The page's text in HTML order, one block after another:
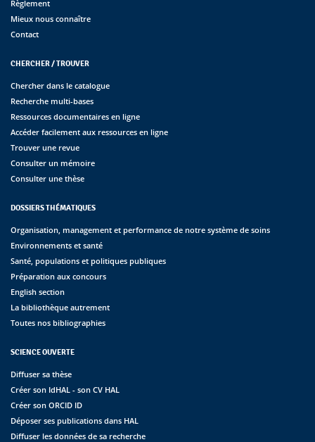
Règlement
Mieux nous connaître
Contact
CHERCHER / TROUVER
Chercher dans le catalogue
Recherche multi-bases
Ressources documentaires en ligne
Accéder facilement aux ressources en ligne
Trouver une revue
Consulter un mémoire
Consulter une thèse
DOSSIERS THÉMATIQUES
Organisation, management et performance de notre système de soins
Environnements et santé
Santé, populations et politiques publiques
Préparation aux concours
English section
La bibliothèque autrement
Toutes nos bibliographies
SCIENCE OUVERTE
Diffuser sa thèse
Créer son IdHAL - son CV HAL
Créer son ORCID ID
Déposer ses publications dans HAL
Diffuser les données de sa recherche